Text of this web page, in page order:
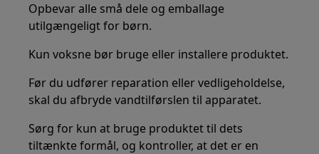
Opbevar alle små dele og emballage
utilgængeligt for børn.
Kun voksne bør bruge eller installere produktet.
Før du udfører reparation eller vedligeholdelse,
skal du afbryde vandtilførslen til apparatet.
Sørg for kun at bruge produktet til dets
tiltænkte formål, og kontroller, at det er en